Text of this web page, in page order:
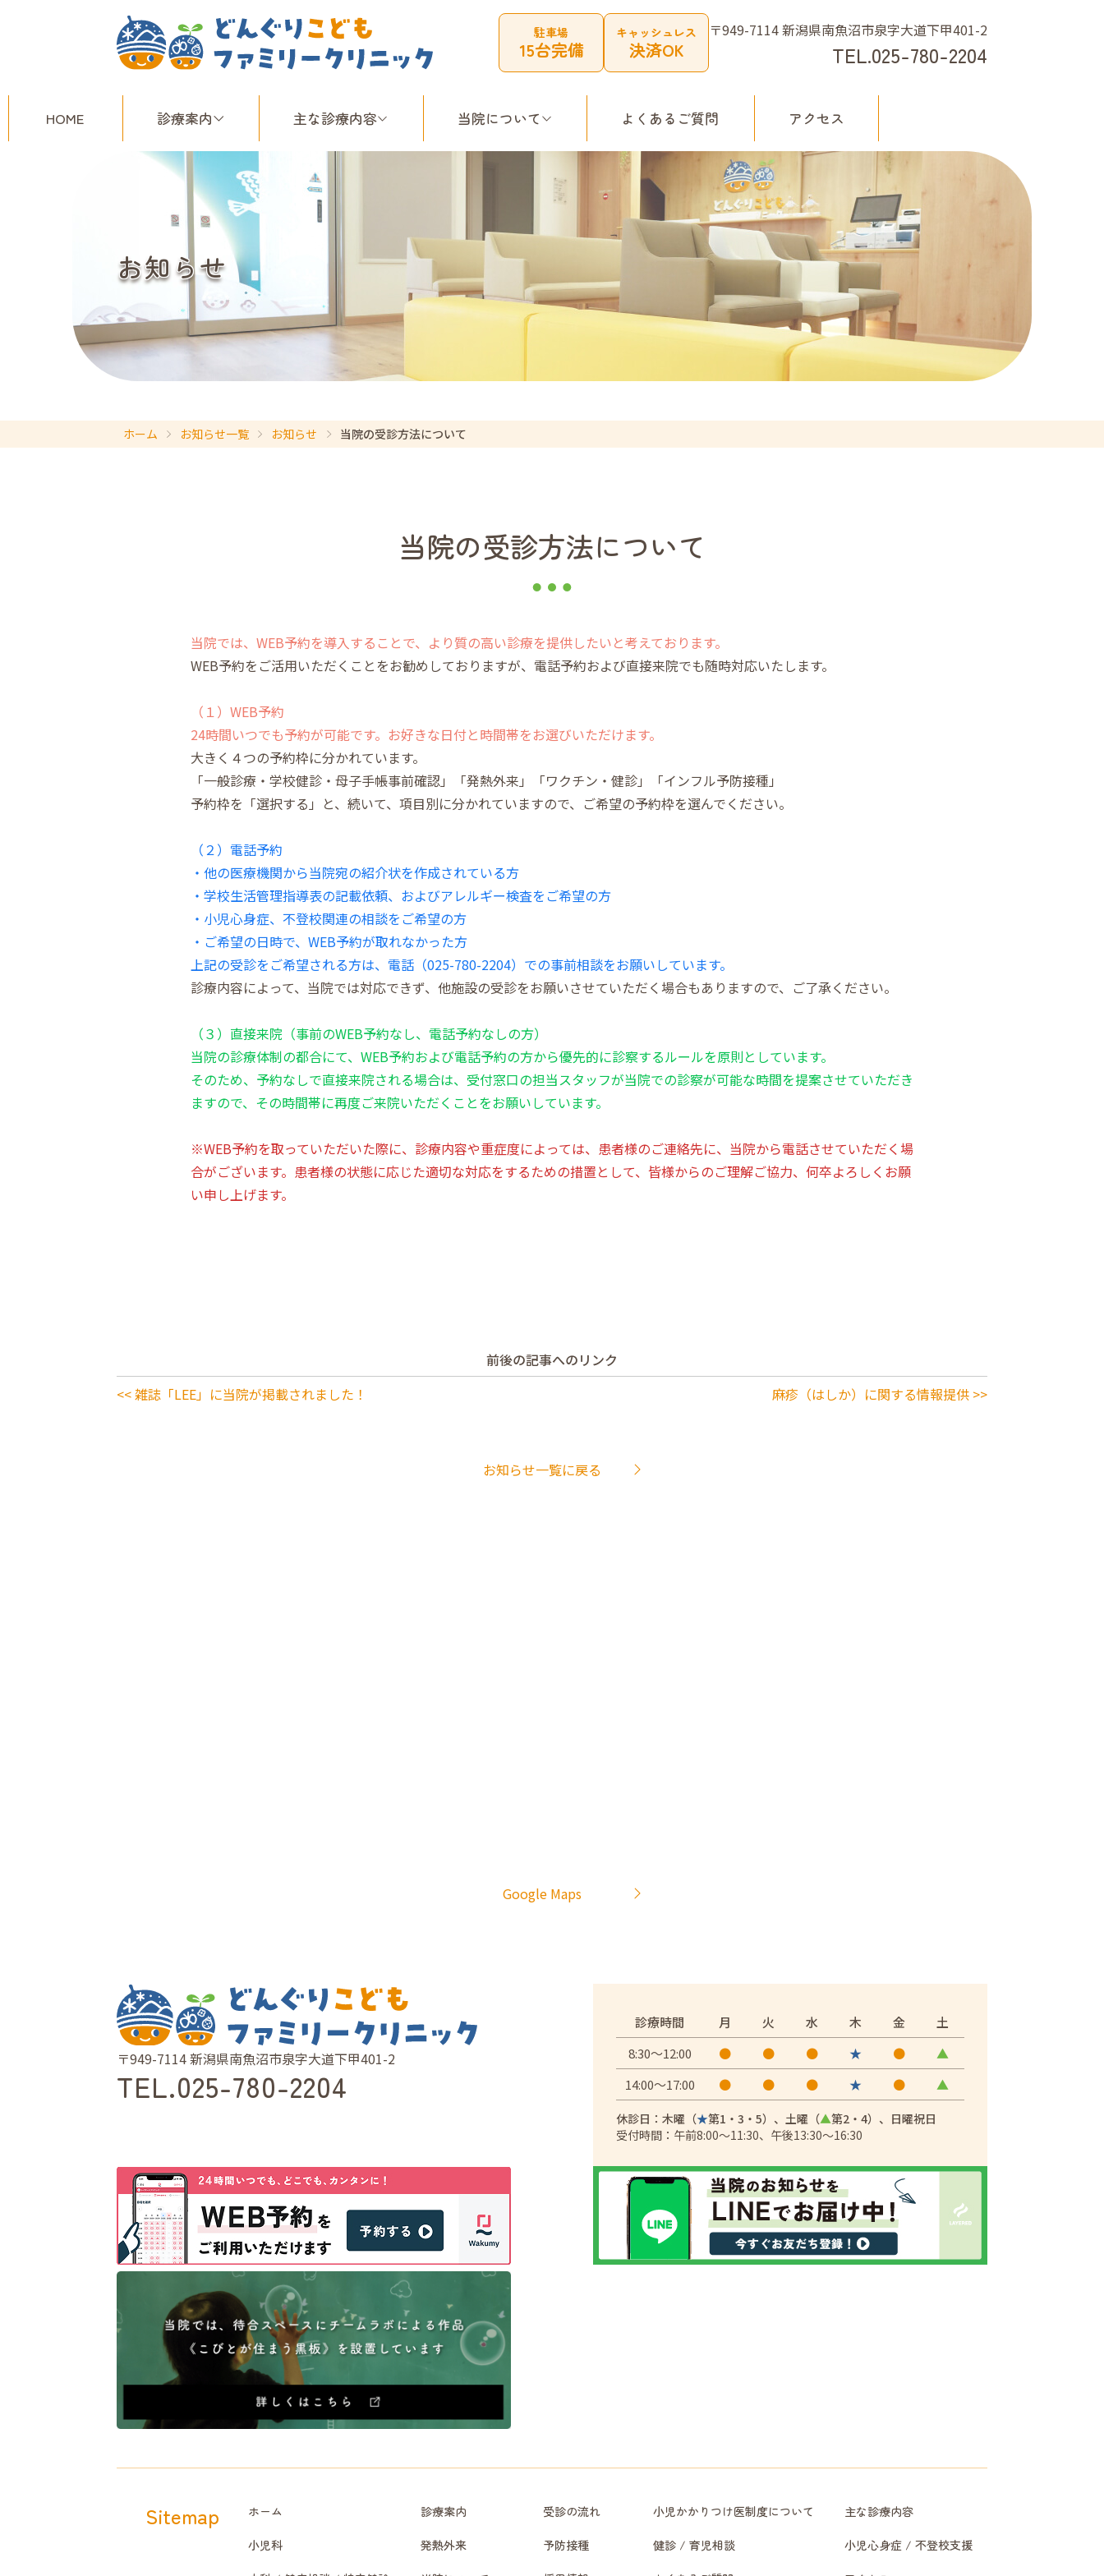
駐車場
15台完備
キャッシュレス
決済OK
〒949-7114 新潟県南魚沼市泉字大道下甲401-2
TEL.025-780-2204
HOME 診療案内 主な診療内容 当院について よくあるご質問 アクセス
お知らせ
ホーム お知らせ一覧 お知らせ 当院の受診方法について
当院の受診方法について
当院では、WEB予約を導入することで、より質の高い診療を提供したいと考えております。
WEB予約をご活用いただくことをお勧めしておりますが、電話予約および直接来院でも随時対応いたします。
（１）WEB予約
24時間いつでも予約が可能です。お好きな日付と時間帯をお選びいただけます。
大きく４つの予約枠に分かれています。
「一般診療・学校健診・母子手帳事前確認」「発熱外来」「ワクチン・健診」「インフル予防接種」
予約枠を「選択する」と、続いて、項目別に分かれていますので、ご希望の予約枠を選んでください。
（２）電話予約
・他の医療機関から当院宛の紹介状を作成されている方
・学校生活管理指導表の記載依頼、およびアレルギー検査をご希望の方
・小児心身症、不登校関連の相談をご希望の方
・ご希望の日時で、WEB予約が取れなかった方
上記の受診をご希望される方は、電話（025-780-2204）での事前相談をお願いしています。
診療内容によって、当院では対応できず、他施設の受診をお願いさせていただく場合もありますので、ご了承ください。
（３）直接来院（事前のWEB予約なし、電話予約なしの方）
当院の診療体制の都合にて、WEB予約および電話予約の方から優先的に診察するルールを原則としています。
そのため、予約なしで直接来院される場合は、受付窓口の担当スタッフが当院での診察が可能な時間を提案させていただき
ますので、その時間帯に再度ご来院いただくことをお願いしています。
※WEB予約を取っていただいた際に、診療内容や重症度によっては、患者様のご連絡先に、当院から電話させていただく場
合がございます。患者様の状態に応じた適切な対応をするための措置として、皆様からのご理解ご協力、何卒よろしくお願
い申し上げます。
前後の記事へのリンク
<< 雑誌「LEE」に当院が掲載されました！
麻疹（はしか）に関する情報提供 >>
お知らせ一覧に戻る
Google Maps
〒949-7114 新潟県南魚沼市泉字大道下甲401-2
TEL.025-780-2204
診療時間 月 火 水 木 金
土
8:30～12:00
● ● ● ★ ●
▲
14:00～17:00
● ● ● ★ ● ▲
休診日：木曜（★第1・3・5）、 土曜（▲第2・4）、日曜祝日
受付時間：午前8:00～11:30、午後13:30～16:30
Sitemap ホーム 診療案内 受診の流れ 小児かかりつけ医制度について 主な診療内容
小児科 発熱外来 予防接種 健診 / 育児相談 小児心身症 / 不登校支援